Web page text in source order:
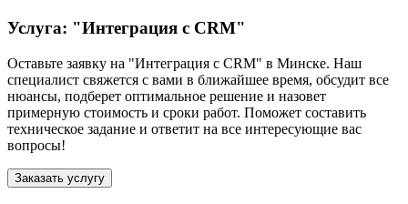
Услуга: "Интеграция с CRM"
Оставьте заявку на "Интеграция с CRM" в Минске. Наш
специалист свяжется с вами в ближайшее время, обсудит все
нюансы, подберет оптимальное решение и назовет
примерную стоимость и сроки работ. Поможет составить
техническое задание и ответит на все интересующие вас
вопросы!
Заказать услугу